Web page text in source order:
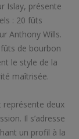
Islay, présente
: 20 fûts
Anthony Wills.
de bourbon
le style de la
maîtrisée.
deux
Il s’adresse
un profil à la